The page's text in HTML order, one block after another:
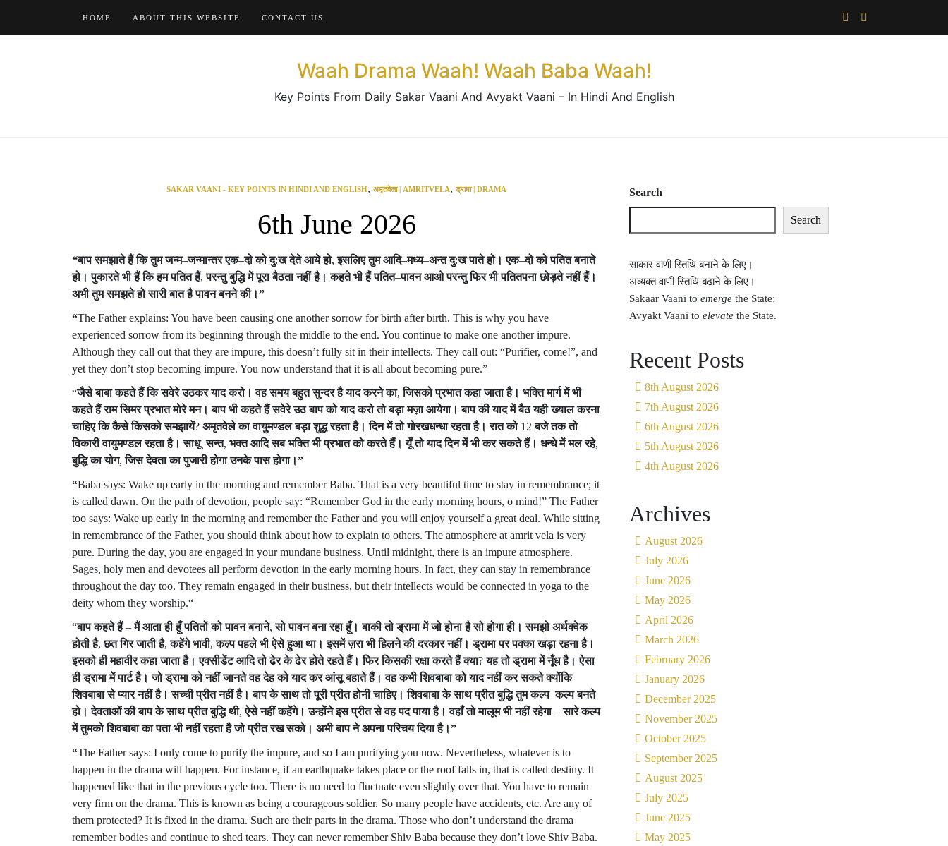
HOME ABOUT THIS WEBSITE CONTACT US
Waah Drama Waah! Waah Baba Waah!
Key Points From Daily Sakar Vaani And Avyakt Vaani – In Hindi And English
SAKAR VAANI - KEY POINTS IN HINDI AND ENGLISH, अमृतवेला | AMRITVELA,ड्रामा | DRAMA
6th June 2026
“बाप समझाते हैं कि तुम जन्म–जन्मान्तर एक–दो को दु:ख देते आये हो,इसलिए तुम आदि–मध्य–अन्त दु:ख पाते हो। एक–दो को पतित बनाते
हो। पुकारते भी हैं कि हम पतित हैं,परन्तु बुद्धि में पूरा बैठता नहीं है। कहते भी हैं पतित–पावन आओ परन्तु फिर भी पतितपना छोड़ते नहीं हैं।
अभी तुम समझते हो सारी बात है पावन बनने की।”
“The Father explains: You have been causing one another sorrow for birth after birth. This is why you have
experienced sorrow from its beginning through the middle to the end. You continue to make one another impure.
Although they call out that they are impure, this doesn’t fully sit in their intellects. They call out: “Purifier, come!”, and
yet they don’t stop becoming impure. You now understand that it is all about becoming pure.”
“जैसे बाबा कहते हैं कि सवेरे उठकर याद करो। वह समय बहुत सुन्दर है याद करने का,जिसको प्रभात कहा जाता है। भक्ति मार्ग में भी
कहते हैं राम सिमर प्रभात मोरे मन। बाप भी कहते हैं सवेरे उठ बाप को याद करो तो बड़ा मज़ा आयेगा। बाप की याद में बैठ यही ख्याल करना
चाहिए कि कैसे किसको समझायें? अमृतवेले का वायुमण्डल बड़ा शुद्ध रहता है। दिन में तो गोरखधन्धा रहता है। रात को12बजे तक तो
विकारी वायुमण्डल रहता है। साधू–सन्त, भक्त आदि सब भक्ति भी प्रभात को करते हैं। यूँ तो याद दिन में भी कर सकते हैं। धन्धे में भल रहे,
बुद्धि का योग,जिस देवता का पुजारी होगा उनके पास होगा।”
“Baba says: Wake up early in the morning and remember Baba. That is a very beautiful time to stay in remembrance; it
is called dawn. On the path of devotion, people say: “Remember God in the early morning hours, o mind!” The Father
too says: Wake up early in the morning and remember the Father and you will enjoy yourself a great deal. While sitting
in remembrance of the Father, you should think about how to explain to others. The atmosphere at amrit vela is very
pure. During the day, you are engaged in your mundane business. Until midnight, there is an impure atmosphere.
Sages, holy men and devotees all perform devotion in the early morning hours. In fact, they can stay in remembrance
throughout the day too. They remain engaged in their business, but their intellects would be connected in yoga to the
deity whom they worship.“
“बाप कहते हैं–मैं आता ही हूँ पतितों को पावन बनाने,सो पावन बना रहा हूँ। बाकी तो ड्रामा में जो होना है सो होगा ही। समझो अर्थक्वेक
होती है,छत गिर जाती है,कहेंगे भावी,कल्प पहले भी ऐसे हुआ था। इसमें ज़रा भी हिलने की दरकार नहीं। ड्रामा पर पक्का खड़ा रहना है।
इसको ही महावीर कहा जाता है। एक्सीडेंट आदि तो ढेर के ढेर होते रहते हैं। फिर किसकी रक्षा करते हैं क्या?यह तो ड्रामा में नूँध है। ऐसा
ही ड्रामा में पार्ट है। जो ड्रामा को नहीं जानते वह देह को याद कर आंसू बहाते हैं। वह कभी शिवबाबा को याद नहीं कर सकते क्योंकि
शिवबाबा से प्यार नहीं है। सच्ची प्रीत नहीं है। बाप के साथ तो पूरी प्रीत होनी चाहिए। शिवबाबा के साथ प्रीत बुद्धि तुम कल्प–कल्प बनते
हो। देवताओं की बाप के साथ प्रीत बुद्धि थी,ऐसे नहीं कहेंगे। उन्होंने इस प्रीत से वह पद पाया है। वहाँ तो मालूम भी नहीं रहेगा–सारे कल्प
में तुमको शिवबाबा का पता भी नहीं रहता है जो प्रीत रख सको। अभी बाप ने अपना परिचय दिया है।”
“The Father says: I only come to purify the impure, and so I am purifying you now. Nevertheless, whatever is to
happen in the drama will happen. For instance, if an earthquake takes place or the roof falls in, that is called destiny. It
happened like that in the previous cycle too. There is no need to fluctuate even slightly over that. You have to remain
very firm on the drama. This is known as being a courageous soldier. So many people have accidents, etc. Are any of
them protected? It is fixed in the drama. Such are their parts in the drama. Those who don’t understand the drama
remember bodies and continue to shed tears. They can never remember Shiv Baba because they don’t love Shiv Baba.
Search
Search
साकार वाणी स्तिथि बनाने के लिए।
अव्यक्त वाणी स्तिथि बढ़ाने के लिए।
Sakaar Vaani to emerge the State;
Avyakt Vaani to elevate the State.
Recent Posts
8th August 2026
7th August 2026
6th August 2026
5th August 2026
4th August 2026
Archives
August 2026
July 2026
June 2026
May 2026
April 2026
March 2026
February 2026
January 2026
December 2025
November 2025
October 2025
September 2025
August 2025
July 2025
June 2025
May 2025
×